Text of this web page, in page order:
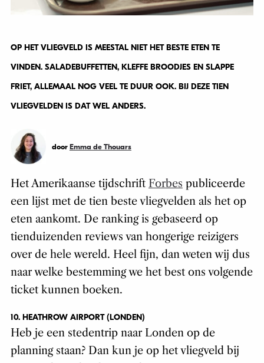
OP HET VLIEGVELD IS MEESTAL NIET HET BESTE ETEN TE
VINDEN. SALADEBUFFETTEN, KLEFFE BROODJES EN SLAPPE
FRIET, ALLEMAAL NOG VEEL TE DUUR OOK. BIJ DEZE TIEN
VLIEGVELDEN IS DAT WEL ANDERS.
door Emma de Thouars
Het Amerikaanse tijdschrift Forbes publiceerde
een lijst met de tien beste vliegvelden als het op
eten aankomt. De ranking is gebaseerd op
tienduizenden reviews van hongerige reizigers
over de hele wereld. Heel fijn, dan weten wij dus
naar welke bestemming we het best ons volgende
ticket kunnen boeken.
10. HEATHROW AIRPORT (LONDEN)
Heb je een stedentrip naar Londen op de
planning staan? Dan kun je op het vliegveld bij